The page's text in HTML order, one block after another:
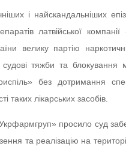
і найскандальніших
латвійської
велику партію
тяжби та
без дотримання
таких лікарських засобів.
просило суд
та реалізацію на